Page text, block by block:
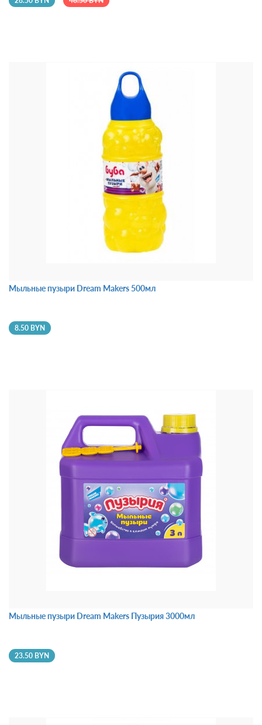
Мыльные пузыри Dream Makers 500мл
8.50 BYN
Мыльные пузыри Dream Makers Пузырия 3000мл
23.50 BYN